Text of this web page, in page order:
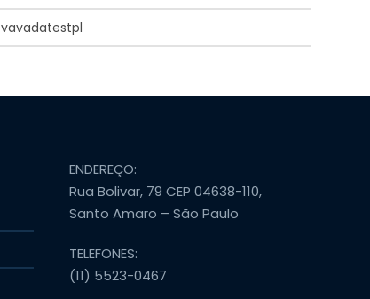
vavadatestpl
ENDEREÇO:
Rua Bolivar, 79 CEP 04638-110,
Santo Amaro – São Paulo
TELEFONES:
(11) 5523-0467